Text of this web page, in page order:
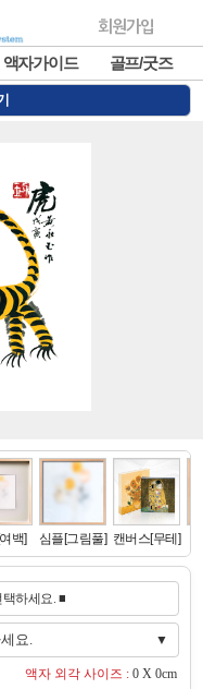
회원가입
액자가이드 골프/굿즈
하세요. ■
요. ▼
액자 외각 사이즈 : 0 X 0cm